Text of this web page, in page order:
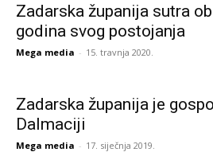
Zadarska županija sutra
godina svog postojanja
Mega media - 15. travnja 2020.
Zadarska županija je
Dalmaciji
Mega media - 17. siječnja 2019.